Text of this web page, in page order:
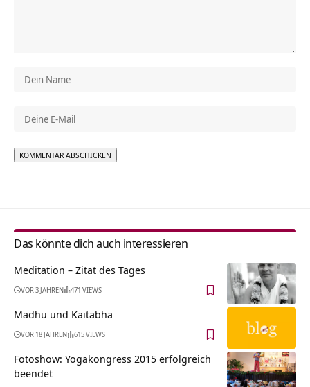
Das könnte dich auch interessieren
Meditation – Zitat des Tages
VOR 3 JAHREN 471 VIEWS
Madhu und Kaitabha
VOR 18 JAHREN 615 VIEWS
Fotoshow: Yogakongress 2015 erfolgreich
beendet